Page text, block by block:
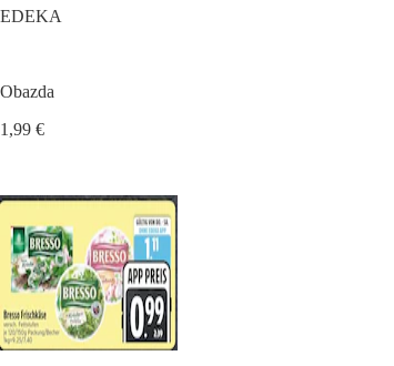
EDEKA
Obazda
1,99 €